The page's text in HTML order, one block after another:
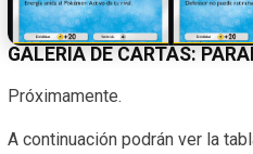
GALERÍA DE CARTAS:
Próximamente.
A continuación podrán ver la